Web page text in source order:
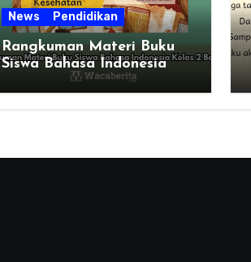
News Pendidikan
Rangkuman Materi Buku
Siswa Bahasa Indonesia
Kelas 2 Bab 2